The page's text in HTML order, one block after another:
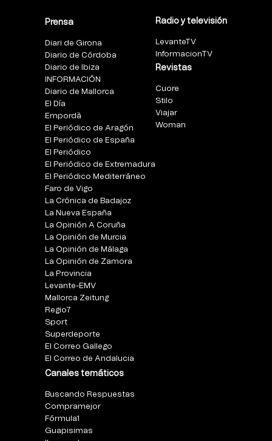
Prensa
Diari de Girona
Diario de Córdoba
Diario de Ibiza
INFORMACIÓN
Diario de Mallorca
El Día
Empordà
El Periódico de Aragón
El Periódico de España
El Periódico
El Periódico de Extremadura
El Periódico Mediterráneo
Faro de Vigo
La Crónica de Badajoz
La Nueva España
La Opinión A Coruña
La Opinión de Murcia
La Opinión de Málaga
La Opinión de Zamora
La Provincia
Levante-EMV
Mallorca Zeitung
Regio7
Sport
Superdeporte
El Correo Gallego
El Correo de Andalucia
Canales temáticos
Buscando Respuestas
Compramejor
Fórmula1
Guapisimas
Radio y televisión
LevanteTV
InformacionTV
Revistas
Cuore
Stilo
Viajar
Woman